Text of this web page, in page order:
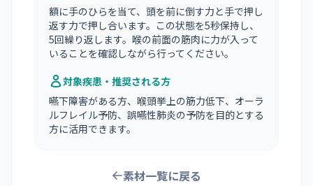
額に手のひらを当て、頭を前に倒す力と手で押し
返す力で押し合います。この状態を5秒保持し、
5回繰り返します。喉の前面の筋肉に力が入って
いることを確認しながら行ってください。
対象疾患・推奨される方
嚥下障害がある方、喉頭挙上の筋力低下、オーラ
ルフレイル予防、誤嚥性肺炎の予防を目的とする
方に活用できます。
素材一覧に戻る